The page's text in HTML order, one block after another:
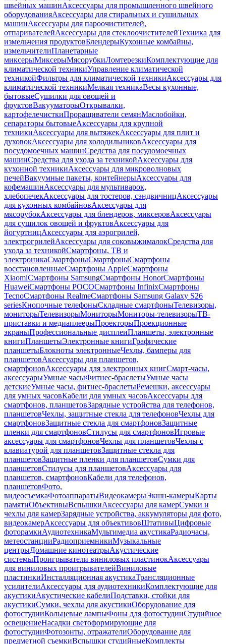
швейных машинАксессуары для промышленного швейного
оборудованияАксессуары для стиральных и сушильных
машинАксессуары для пароочистителей,
отпаривателейАксессуары для стеклоочистителейТехника для
измельчения продуктовБлендерыКухонные комбайны,
измельчителиПланетарные
миксерыМиксерыМясорубкиЛомтерезкиКомплектующие для
климатической техникиУправление климатической
техникойФильтры для климатической техникиАксессуары для
климатической техникиМелкая техникаВесы кухонные,
бытовыеСушилки для овощей и
фруктовВакууматорыОткрывалки,
картофелечисткиПроращиватели семянМаслобойки,
сепараторы бытовыеАксессуары для крупной
техникиАксессуары для вытяжекАксессуары для плит и
духовокАксессуары для холодильниковАксессуары для
посудомоечных машинСредства для посудомоечных
машинСредства для ухода за техникойАксессуары для
кухонной техникиАксессуары для микроволновых
печейВакуумные пакеты, контейнерыАксессуары для
кофемашинАксессуары для мультиварок,
хлебопечекАксессуары для тостеров, сэндвичницАксессуары
для кухонных комбайновАксессуары для
мясорубокАксессуары для блендеров, миксеровАксессуары
для сушилок овощей и фруктовАксессуары для
йогуртницАксессуары для аэрогрилей,
электрогрилейАксессуары для соковыжималокСредства для
ухода за техникойСмартфоны, ТВ и
электроникаСмартфоныСмартфоныСмартфоны
восстановленныеСмартфоны AppleСмартфоны
XiaomiСмартфоны SamsungСмартфоны HonorСмартфоны
HuaweiСмартфоны POCOСмартфоны InfinixСмартфоны
TecnoСмартфоны RealmeСмартфоны Samsung Galaxy S26
seriesКнопочные телефоныСкладные смартфоныТелевизоры,
мониторыТелевизорыМониторыМониторы-телевизорыТВ-
приставки и медиаплеерыПроекторыПроекционные
экраныПрофессиональные дисплеиПланшеты, электронные
книгиПланшетыЭлектронные книгиГрафические
планшетыБлокноты электронныеЧехлы, бамперы для
планшетовАксессуары для планшетов,
смартфоновАксессуары для электронных книгСмарт-часы,
аксессуарыУмные часыФитнес-браслетыУмные часы
детскиеУмные часы, фитнес-браслетыРемешки, аксессуары
для умных часовКабели для умных часовАксессуары для
смартфонов, планшетовЗарядные устройства для телефонов,
планшетовЧехлы, защитные стекла для телефоновЧехлы для
смартфоновЗащитные стекла для смартфоновЗащитные
пленки для смартфоновСтилусы для смартфоновИгровые
аксессуары для смартфоновЧехлы для планшетовЧехлы с
клавиатурой для планшетовЗащитные стекла для
планшетовЗащитные пленки для планшетовСумки для
планшетовСтилусы для планшетовАксессуары для
планшетов, смартфоновКабели для телефонов,
планшетовФото,
видеосъемкаФотоаппаратыВидеокамерыЭкшн-камерыКарты
памятиОбъективыВспышкиАксессуары для камерСумки и
чехлы для камерЗарядные устройства, аккумуляторы для фото,
видеокамерАксессуары для объективовШтативыЦифровые
фоторамкиАудиотехникаМультимедиа акустикаРадиочасы,
метеостанцииРадиоприемникиМузыкальные
центрыДомашние кинотеатрыАкустические
системыПроигрыватели виниловых пластинокАксессуары
для виниловых проигрывателейВиниловые
пластинкиИнсталляционная акустикаТрансляционные
усилителиАксессуары для аудиотехникиКомплектующие для
акустикиАкустические кабелиПодставки, стойки для
акустикиСумки, чехлы для акустикиОборудование для
фотостудииКольцевые лампыФоны для фотостудииСтудийное
освещениеНасадки светоформирующие для
фотостудииФотозонты, отражателиОборудование для
предметной съемкиВспышки студийныеКомплекты